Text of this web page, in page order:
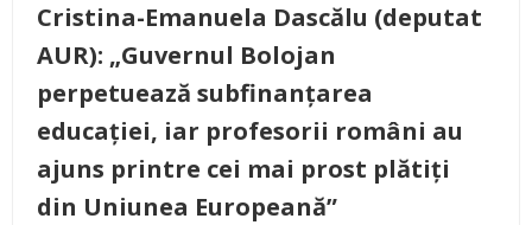
Cristina-Emanuela Dascălu (deputat
AUR): „Guvernul Bolojan
perpetuează subfinanțarea
educației, iar profesorii români au
ajuns printre cei mai prost plătiți
din Uniunea Europeană”